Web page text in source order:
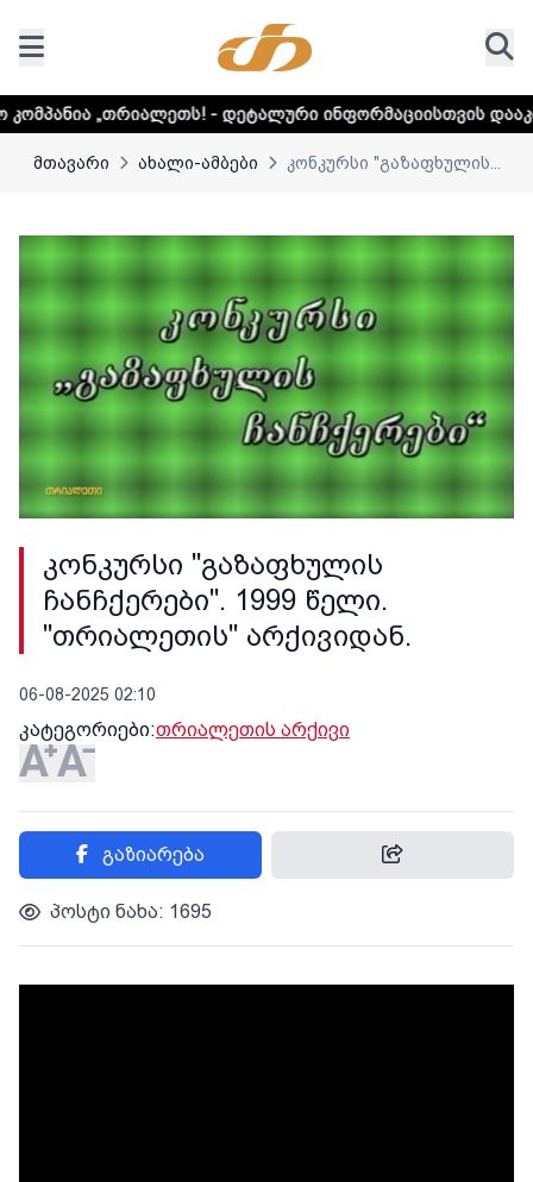
- დეტალური ინფორმაციისთვის დააკლიკეთ ლინკს
მთავარი ახალი-ამბები კონკურსი "გაზაფხულის...
კონკურსი "გაზაფხულის
ჩანჩქერები". 1999 წელი.
"თრიალეთის" არქივიდან.
06-08-2025 02:10
კატეგორიები:თრიალეთის არქივი
გაზიარება
პოსტი ნახა: 1695